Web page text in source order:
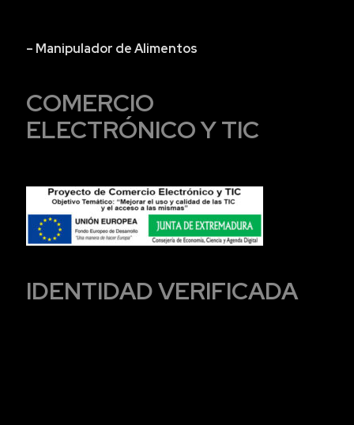
– Manipulador de Alimentos
COMERCIO
ELECTRÓNICO Y TIC
IDENTIDAD VERIFICADA